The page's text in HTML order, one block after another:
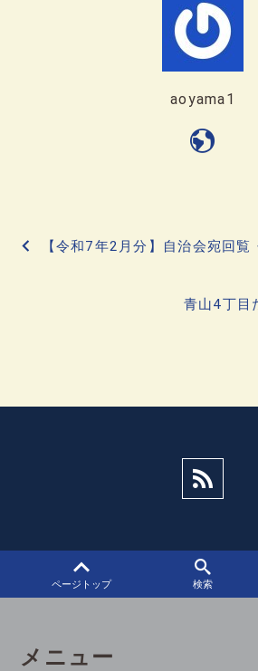
aoyama1
投
【令和7年2月分】自治会宛回覧
青山4丁目
ページトップ 検索
メニュー